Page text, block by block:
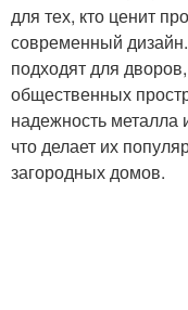
Практические
для тех, кто ценит
современный
подходят для
общественных
надежность металла
что делает их
загородных домов.